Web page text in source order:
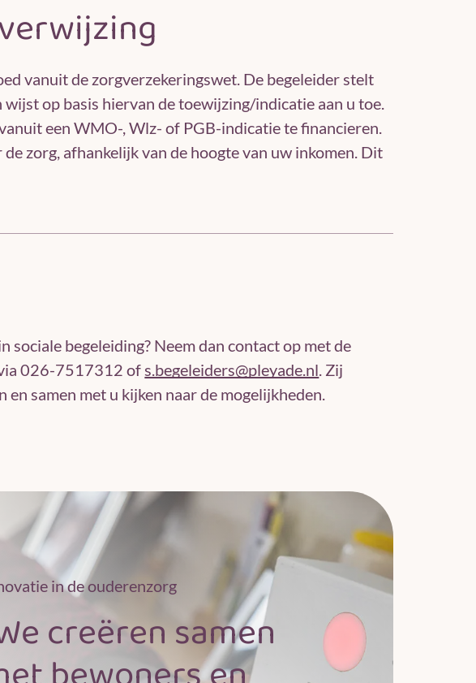
vanuit de zorgverzekeringswet. De begeleider stelt
wijst op basis hiervan de toewijzing/indicatie aan u toe.
een WMO-, Wlz- of PGB-indicatie te financieren.
zorg, afhankelijk van de hoogte van uw inkomen. Dit
sociale begeleiding? Neem dan contact op met de
via 026-7517312 ofs.begeleiders@pleyade.nl. Zij
samen met u kijken naar de mogelijkheden.
creëren samen
in de ouderenzorg